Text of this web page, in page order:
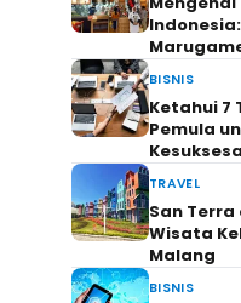
BISNIS
Ketahui 7
Pemula
TRAVEL
San
Wisata
Malang
BISNIS